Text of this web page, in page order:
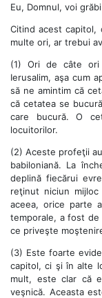
Eu, Domnul, voi
Citind acest capitol,
multe ori, ar trebui
(1) Ori de câte ori
Ierusalim, aşa cum
să ne amintim că
că cetatea se
care bucură. O
locuitorilor.
(2) Aceste profeţii
babiloniană. La
deplină fiecărui
reţinut niciun
aceea, orice parte
temporale, a fost de
ce priveşte
(3) Este foarte
capitol, ci şi în alte
mult, este clar că
veşnică. Aceasta